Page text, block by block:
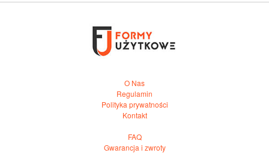
O Nas
Regulamin
Polityka prywatności
Kontakt
FAQ
Gwarancja i zwroty